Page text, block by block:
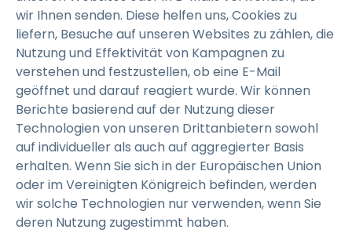
wir Ihnen senden. Diese helfen uns, Cookies zu
liefern, Besuche auf unseren Websites zu zählen, die
Nutzung und Effektivität von Kampagnen zu
verstehen und festzustellen, ob eine E-Mail
geöffnet und darauf reagiert wurde. Wir können
Berichte basierend auf der Nutzung dieser
Technologien von unseren Drittanbietern sowohl
auf individueller als auch auf aggregierter Basis
erhalten. Wenn Sie sich in der Europäischen Union
oder im Vereinigten Königreich befinden, werden
wir solche Technologien nur verwenden, wenn Sie
deren Nutzung zugestimmt haben.